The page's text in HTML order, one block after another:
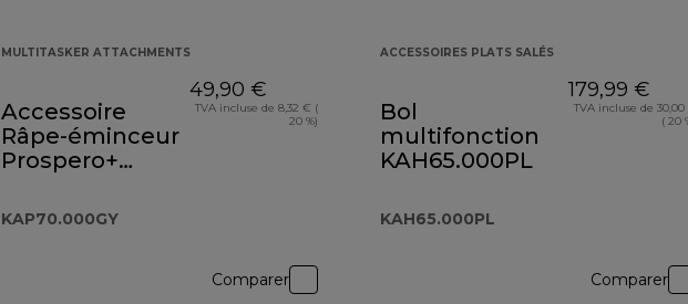
MULTITASKER ATTACHMENTS
Accessoire
Râpe-éminceur
Prospero+
KAP70.000GY
49,90 €
TVA incluse de 8,32 € (
20 %)
Comparer
ACCESSOIRES PLATS SALÉS
Bol
multifonction
KAH65.000PL
KAH65.000PL
179,99 €
TVA incluse de
( 20
Comparer